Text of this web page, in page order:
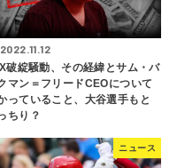
2022.11.12
破綻騒動、その経緯とサム・バ
マン＝フリードCEOについて
っていること、大谷選手もと
ちり？
ニュース